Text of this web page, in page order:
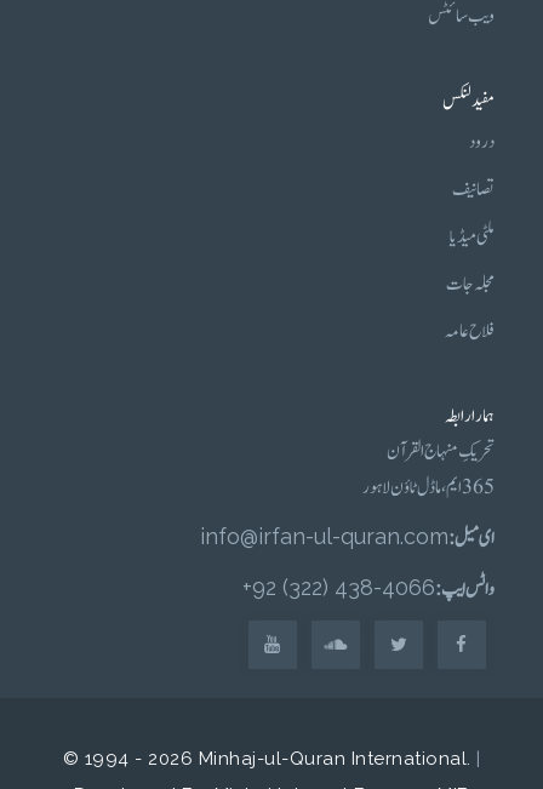
ویب سائٹس
مفید لنکس
درود
تصانیف
ملٹی میڈیا
مجلہ جات
فلاح عامہ
ہمارا رابطہ
تحریکِ منہاج القرآن
365 ایم، ماڈل ٹاؤن لاہور
ای میل :info@irfan-ul-quran.com
واٹس ایپ :4066-438 (322) 92+
© 1994 - 2026 Minhaj-ul-Quran International.
|